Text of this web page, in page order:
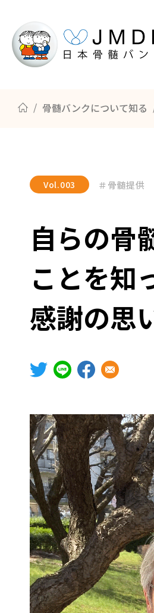
骨髄バンクについて知る
ドナー登録の方法
骨髄・末梢血幹細胞の提
骨髄バンクについて知る
Vol.003 ＃骨髄提供
自らの骨
ことを知
感謝の思